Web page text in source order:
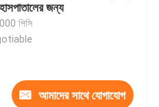
জন্য
পিসি
আমাদের সাথে যোগাযোগ